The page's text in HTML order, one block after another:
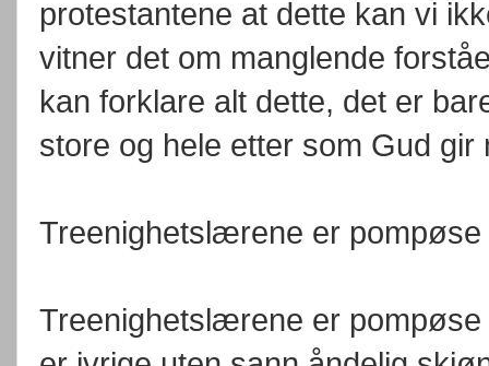
protestantene at dette kan vi
vitner det om manglende
kan forklare alt dette, det er
store og hele etter som Gud gir
Treenighetslærene er pompøse
Treenighetslærene er